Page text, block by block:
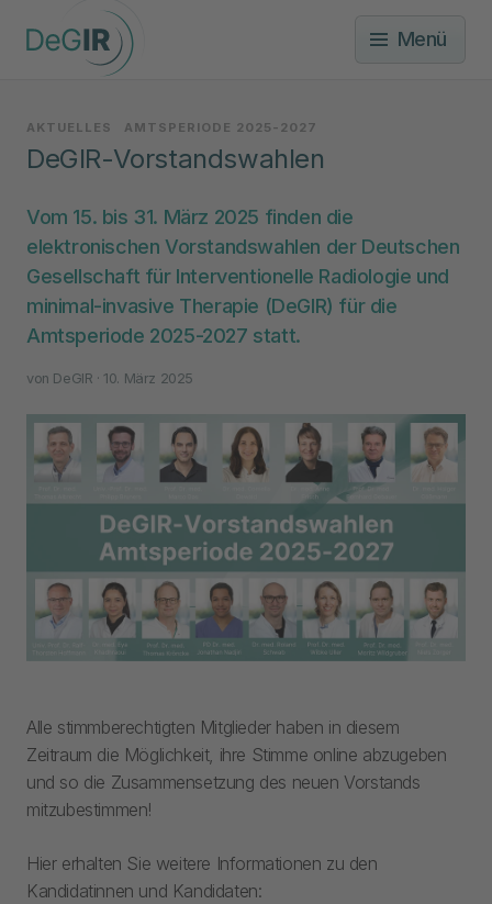
Menü
AKTUELLES AMTSPERIODE 2025-2027
DeGIR-Vorstandswahlen
Vom 15. bis 31. März 2025 finden die
elektronischen Vorstandswahlen der Deutschen
Gesellschaft für Interventionelle Radiologie und
minimal-invasive Therapie (DeGIR) für die
Amtsperiode 2025-2027 statt.
von DeGIR · 10. März 2025
Alle stimmberechtigten Mitglieder haben in diesem
Zeitraum die Möglichkeit, ihre Stimme online abzugeben
und so die Zusammensetzung des neuen Vorstands
mitzubestimmen!
Hier erhalten Sie weitere Informationen zu den
Kandidatinnen und Kandidaten: